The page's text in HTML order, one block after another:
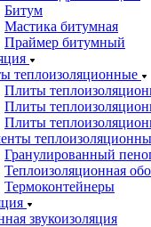
Битум
Мастика битумная
Праймер битумный
теплоизоляционные
Плиты
Плиты
Плиты
Гранулированный
Теплоизоляционная
Термоконтейнеры
звукоизоляция